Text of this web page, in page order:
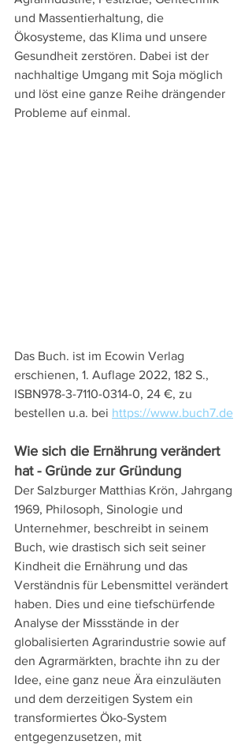
und Massentierhaltung, die
Ökosysteme, das Klima und unsere
Gesundheit zerstören. Dabei ist der
nachhaltige Umgang mit Soja möglich
und löst eine ganze Reihe drängender
Probleme auf einmal.
Das Buch. ist im Ecowin Verlag
erschienen, 1. Auflage 2022, 182 S.,
ISBN978-3-7110-0314-0, 24 €, zu
bestellen u.a. bei https://www.buch7.de
Wie sich die Ernährung verändert
hat - Gründe zur Gründung
Der Salzburger Matthias Krön, Jahrgang
1969, Philosoph, Sinologie und
Unternehmer, beschreibt in seinem
Buch, wie drastisch sich seit seiner
Kindheit die Ernährung und das
Verständnis für Lebensmittel verändert
haben. Dies und eine tiefschürfende
Analyse der Missstände in der
globalisierten Agrarindustrie sowie auf
den Agrarmärkten, brachte ihn zu der
Idee, eine ganz neue Ära einzuläuten
und dem derzeitigen System ein
transformiertes Öko-System
entgegenzusetzen, mit